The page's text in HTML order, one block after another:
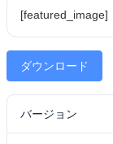
[featured_image]
ダウンロード
バージョン